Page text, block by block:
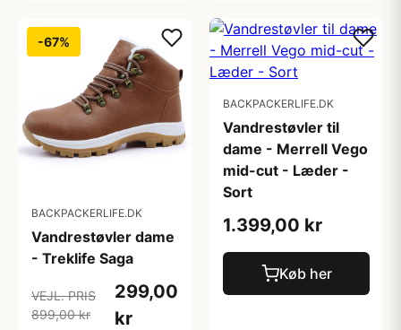
-67%
BACKPACKERLIFE.DK
Vandrestøvler dame
- Treklife Saga
VEJL. PRIS
899,00 kr
299,00
kr
BACKPACKERLIFE.DK
Vandrestøvler til
dame - Merrell Vego
mid-cut - Læder -
Sort
1.399,00 kr
Køb her